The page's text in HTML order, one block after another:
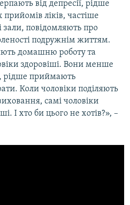
від депресії, рідше
ліків, частіше
зали, повідомляють про
подружнім життям.
домашню роботу та
здоровіші. Вони менше
рідше приймають
Коли чоловіки поділяють
самі чоловіки
І хто би цього не хотів?», –